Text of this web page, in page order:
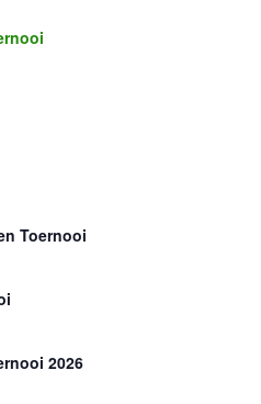
Toernooi
2026